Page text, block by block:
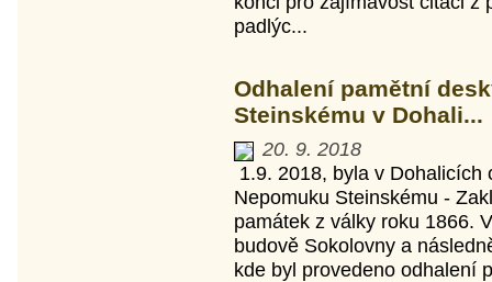
padlýc...
Odhalení pamětní
Steinskému v Dohali...
20. 9. 2018
1.9. 2018, byla v Dohalicích
Nepomuku Steinskému -
památek z války roku 1866.
budově Sokolovny a
kde byl provedeno odhalení